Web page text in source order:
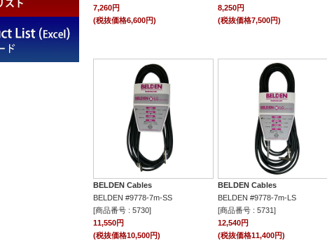
7,260円
(税抜価格6,600円)
8,250円
(税抜価格7,500円)
BELDEN Cables
BELDEN #9778-7m-SS
[商品番号 : 5730]
11,550円
(税抜価格10,500円)
BELDEN Cables
BELDEN #9778-7m-LS
[商品番号 : 5731]
12,540円
(税抜価格11,400円)